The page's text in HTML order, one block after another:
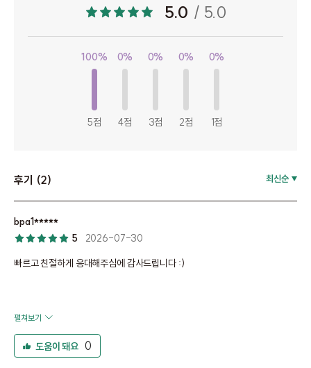
5.0 / 5.0
100%
5점
0%
4점
0%
3점
0%
2점
0%
1점
후기 (2) 최신순
bpa1*****
5
2026-07-30
빠르고 친절하게 응대해주심에 감사드립니다 :)
펼쳐보기
도움이 돼요 0